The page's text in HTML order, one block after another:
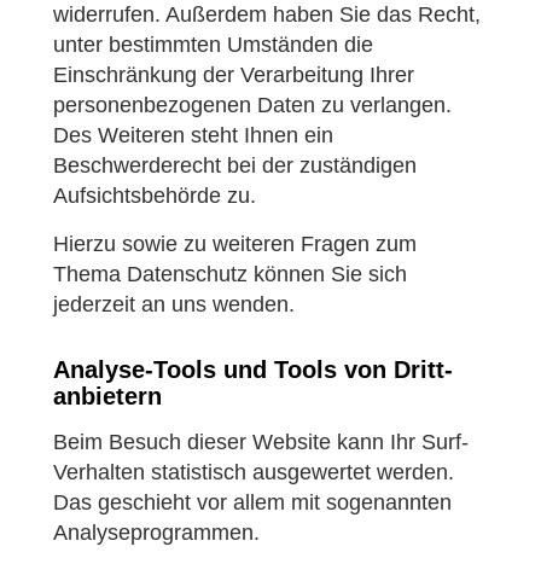
widerrufen. Außerdem haben Sie das Recht,
unter bestimmten Umständen die
Einschränkung der Verarbeitung Ihrer
personenbezogenen Daten zu verlangen.
Des Weiteren steht Ihnen ein
Beschwerderecht bei der zuständigen
Aufsichtsbehörde zu.
Hierzu sowie zu weiteren Fragen zum
Thema Datenschutz können Sie sich
jederzeit an uns wenden.
Analyse-Tools und Tools von Dritt­
anbietern
Beim Besuch dieser Website kann Ihr Surf-
Verhalten statistisch ausgewertet werden.
Das geschieht vor allem mit sogenannten
Analyseprogrammen.